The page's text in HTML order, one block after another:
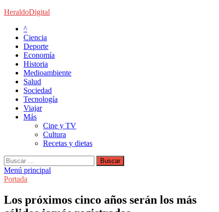
Saltar
contenido
HeraldoDigital
^
Ciencia
Deporte
Economía
Historia
Medioambiente
Salud
Sociedad
Tecnología
Viajar
Más
Cine y TV
Cultura
Recetas y dietas
Buscar:
Menú principal
Portada
Los próximos cinco años serán los más